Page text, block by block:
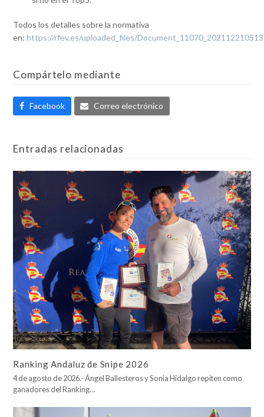
Todos los detalles sobre la normativa
en:https://rfev.es/uploaded_files/
Compártelo mediante
Facebook Correo electrónico
Entradas relacionadas
Ranking Andaluz de Snipe 2026
4 de agosto de 2026.- Ángel Ballesteros y Sonia Hidalgo repiten como
ganadores del Ranking…